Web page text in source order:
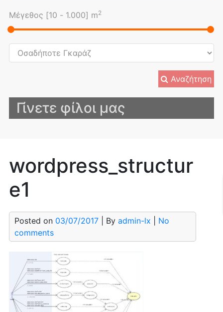
Μέγεθος [10 - 1.000] m2
Αναζήτηση
Γίνετε φίλοι μας
wordpress_structur
e1
Posted on 03/07/2017| By admin-lx
No
comments